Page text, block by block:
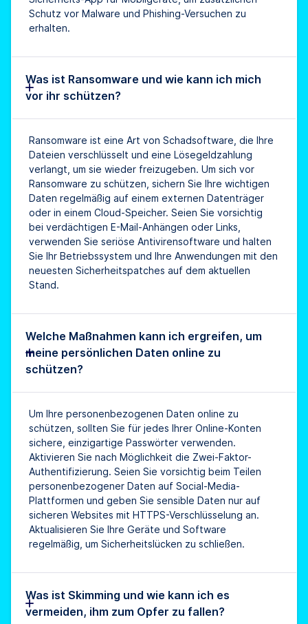
Schutz vor Malware und Phishing-Versuchen zu
erhalten.
Was ist Ransomware und wie kann ich mich
vor ihr schützen?
Ransomware ist eine Art von Schadsoftware, die Ihre
Dateien verschlüsselt und eine Lösegeldzahlung
verlangt, um sie wieder freizugeben. Um sich vor
Ransomware zu schützen, sichern Sie Ihre wichtigen
Daten regelmäßig auf einem externen Datenträger
oder in einem Cloud-Speicher. Seien Sie vorsichtig
bei verdächtigen E-Mail-Anhängen oder Links,
verwenden Sie seriöse Antivirensoftware und halten
Sie Ihr Betriebssystem und Ihre Anwendungen mit den
neuesten Sicherheitspatches auf dem aktuellen
Stand.
Welche Maßnahmen kann ich ergreifen, um
meine persönlichen Daten online zu
schützen?
Um Ihre personenbezogenen Daten online zu
schützen, sollten Sie für jedes Ihrer Online-Konten
sichere, einzigartige Passwörter verwenden.
Aktivieren Sie nach Möglichkeit die Zwei-Faktor-
Authentifizierung. Seien Sie vorsichtig beim Teilen
personenbezogener Daten auf Social-Media-
Plattformen und geben Sie sensible Daten nur auf
sicheren Websites mit HTTPS-Verschlüsselung an.
Aktualisieren Sie Ihre Geräte und Software
regelmäßig, um Sicherheitslücken zu schließen.
Was ist Skimming und wie kann ich es
vermeiden, ihm zum Opfer zu fallen?